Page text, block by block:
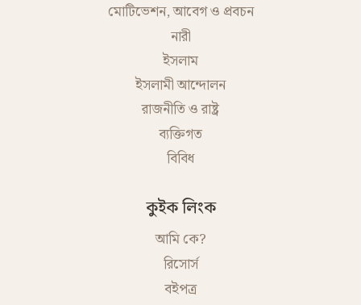
মোটিভেশন, আবেগ ও প্রবচন
নারী
ইসলাম
ইসলামী আন্দোলন
রাজনীতি ও রাষ্ট্র
ব্যক্তিগত
বিবিধ
কুইক লিংক
আমি কে?
রিসোর্স
বইপত্র